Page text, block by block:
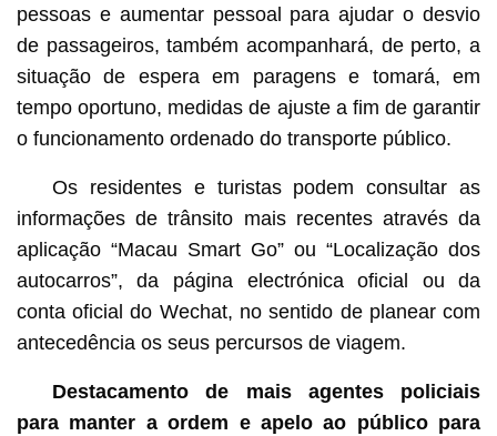
pessoas e aumentar pessoal para ajudar o desvio
de passageiros, também acompanhará, de perto, a
situação de espera em paragens e tomará, em
tempo oportuno, medidas de ajuste a fim de garantir
o funcionamento ordenado do transporte público.
Os residentes e turistas podem consultar as
informações de trânsito mais recentes através da
aplicação “Macau Smart Go” ou “Localização dos
autocarros”, da página electrónica oficial ou da
conta oficial do Wechat, no sentido de planear com
antecedência os seus percursos de viagem.
Destacamento de mais agentes policiais
para manter a ordem e apelo ao público para